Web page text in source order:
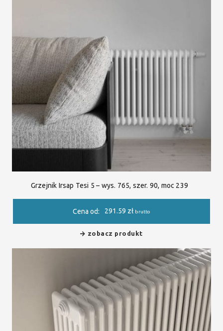
Grzejnik Irsap Tesi 5 – wys. 765, szer. 90, moc 239
Cena od: 291.59 zł brutto
zobacz produkt